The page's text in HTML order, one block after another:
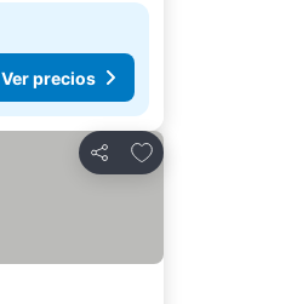
Ver precios
Compartir
Agregar a favoritos